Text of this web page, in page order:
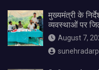
मुख्यमंत्री के
व्यवस्थाओं पर
August 7,